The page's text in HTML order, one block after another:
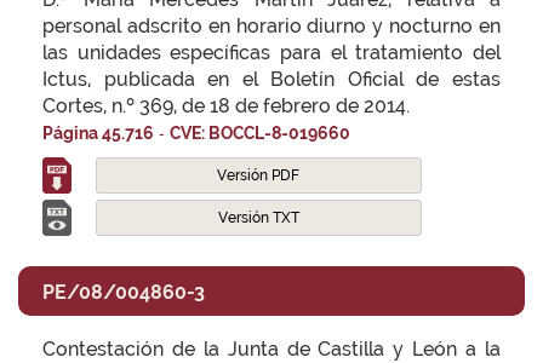
personal adscrito en horario diurno y nocturno en
las unidades específicas para el tratamiento del
Ictus, publicada en el Boletín Oficial de estas
Cortes, n.º 369, de 18 de febrero de 2014.
Página 45.716 - CVE: BOCCL-8-019660
Versión PDF
Versión TXT
PE/08/004860-3
Contestación de la Junta de Castilla y León a la